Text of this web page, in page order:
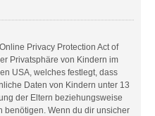
Privacy Protection Act of
Privatsphäre von Kindern im
USA, welches festlegt, dass
Daten von Kindern unter 13
der Eltern beziehungsweise
benötigen. Wenn du dir unsicher